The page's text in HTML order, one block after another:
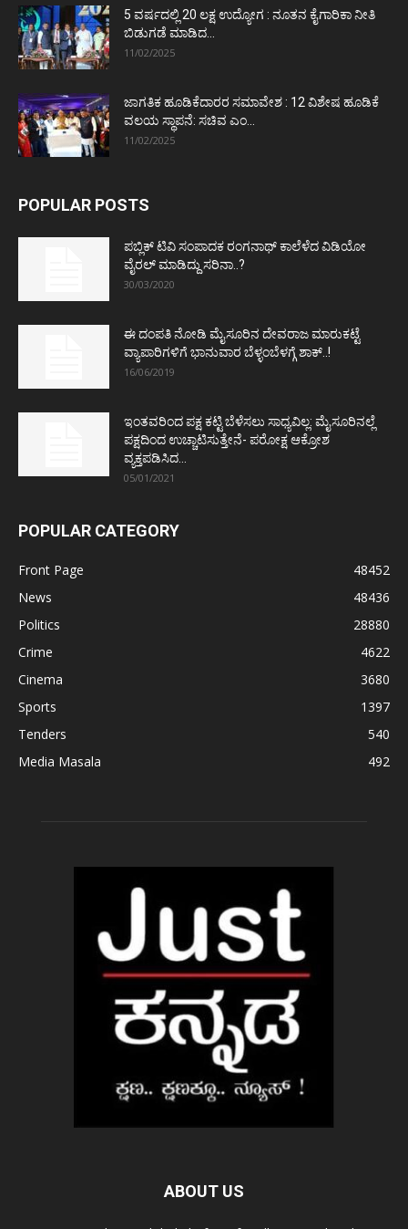
5 ವರ್ಷದಲ್ಲಿ 20 ಲಕ್ಷ ಉದ್ಯೋಗ : ನೂತನ ಕೈಗಾರಿಕಾ ನೀತಿ
ಬಿಡುಗಡೆ ಮಾಡಿದ...
11/02/2025
ಜಾಗತಿಕ ಹೂಡಿಕೆದಾರರ ಸಮಾವೇಶ : 12 ವಿಶೇಷ ಹೂಡಿಕೆ
ವಲಯ ಸ್ಥಾಪನೆ: ಸಚಿವ ಎಂ...
11/02/2025
POPULAR POSTS
ಪಬ್ಲಿಕ್ ಟಿವಿ ಸಂಪಾದಕ ರಂಗನಾಥ್ ಕಾಲೆಳೆದ ವಿಡಿಯೋ
ವೈರಲ್ ಮಾಡಿದ್ದು ಸರಿನಾ..?
30/03/2020
ಈ ದಂಪತಿ ನೋಡಿ ಮೈಸೂರಿನ ದೇವರಾಜ ಮಾರುಕಟ್ಟೆ
ವ್ಯಾಪಾರಿಗಳಿಗೆ ಭಾನುವಾರ ಬೆಳ್ಳಂಬೆಳಗ್ಗೆ ಶಾಕ್..!
16/06/2019
ಇಂತವರಿಂದ ಪಕ್ಷ ಕಟ್ಟಿ ಬೆಳೆಸಲು ಸಾಧ್ಯವಿಲ್ಲ: ಮೈಸೂರಿನಲ್ಲೆ
ಪಕ್ಷದಿಂದ ಉಚ್ಚಾಟಿಸುತ್ತೇನೆ- ಪರೋಕ್ಷ ಆಕ್ರೋಶ
ವ್ಯಕ್ತಪಡಿಸಿದ...
05/01/2021
POPULAR CATEGORY
Front Page
48452
News
48436
Politics
28880
Crime
4622
Cinema
3680
Sports
1397
Tenders
540
Media Masala
492
ABOUT US